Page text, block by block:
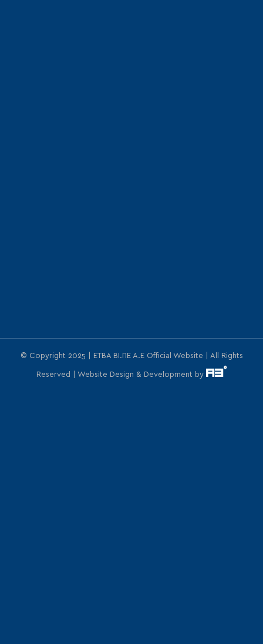
© Copyright 2025 | ΕΤΒΑ ΒΙ.ΠΕ Α.Ε Official Website | All Rights
Reserved | Website Design & Development by